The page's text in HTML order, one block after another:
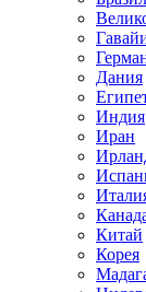
Дания
Индия
Иран
Китай
Корея